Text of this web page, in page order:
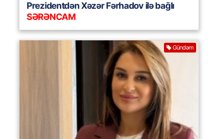
Prezidentdən Xəzər Fərhadov ilə bağlı
SƏRƏNCAM
Gündəm